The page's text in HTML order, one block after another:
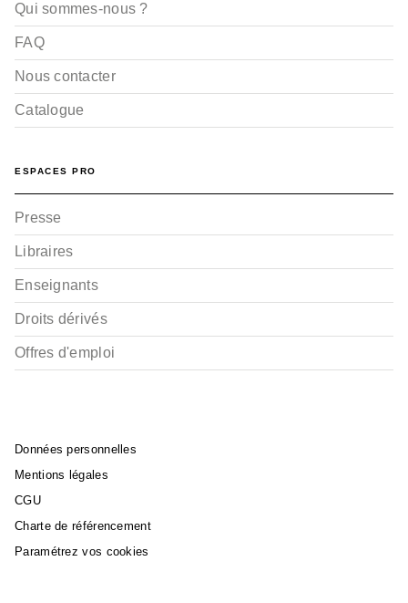
Qui sommes-nous ?
FAQ
Nous contacter
Catalogue
ESPACES PRO
Presse
Libraires
Enseignants
Droits dérivés
Offres d'emploi
Données personnelles
Mentions légales
CGU
Charte de référencement
Paramétrez vos cookies